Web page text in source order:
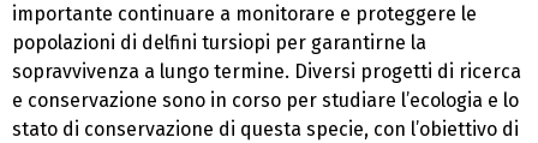
importante continuare a monitorare e proteggere le
popolazioni di delfini tursiopi per garantirne la
sopravvivenza a lungo termine. Diversi progetti di ricerca
e conservazione sono in corso per studiare l’ecologia e lo
stato di conservazione di questa specie, con l’obiettivo di